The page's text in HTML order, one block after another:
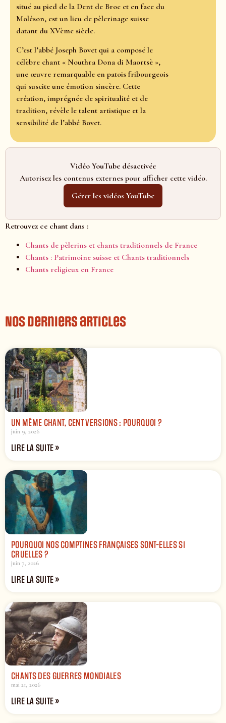
situé au pied de la Dent de Broc et en face du
Moléson, est un lieu de pèlerinage suisse
datant du XVème siècle.
C’est l’abbé Joseph Bovet qui a composé le
célèbre chant « Nouthra Dona di Maortsè »,
une œuvre remarquable en patois fribourgeois
qui suscite une émotion sincère. Cette
création, imprégnée de spiritualité et de
tradition, révèle le talent artistique et la
sensibilité de l’abbé Bovet.
Vidéo YouTube désactivée
Autorisez les contenus externes pour afficher cette vidéo.
Gérer les vidéos YouTube
Retrouvez ce chant dans :
Chants de pèlerins et chants traditionnels de France
Chants : Patrimoine suisse et Chants traditionnels
Chants religieux en France
Nos derniers articles
UN MÊME CHANT, CENT VERSIONS : POURQUOI ?
juin 9, 2026
LIRE LA SUITE »
POURQUOI NOS COMPTINES FRANÇAISES SONT-ELLES SI
CRUELLES ?
juin 7, 2026
LIRE LA SUITE »
CHANTS DES GUERRES MONDIALES
mai 21, 2026
LIRE LA SUITE »